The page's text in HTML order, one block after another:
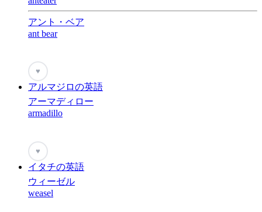
アント・ベア
ant bear
♥
アルマジロの英語
アーマディロー
armadillo
♥
イタチの英語
ウィーゼル
weasel